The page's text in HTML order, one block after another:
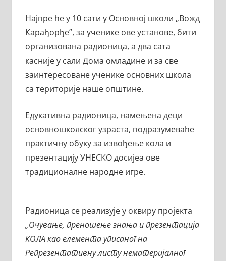
Најпре ће у 10 сати у Основној школи „Вожд
Карађорђе”, за ученике ове установе, бити
организована радионица, а два сата
касније у сали Дома омладине и за све
заинтересоване ученике основних школа
са територије наше општине.
Едукативна радионица, намењена деци
основношколског узраста, подразумеваће
практичну обуку за извођење кола и
презентацију УНЕСКО досијеа ове
традиционалне народне игре.
Радионица се реализује у оквиру пројекта
„Очување, преношење знања и презентација
КОЛА као елемента уписаног на
Репрезентативну листу нематеријалног